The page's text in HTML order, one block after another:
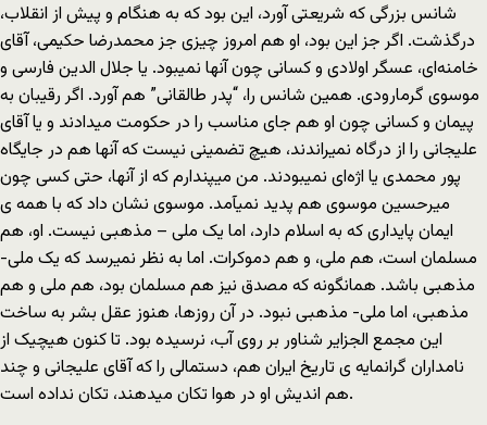
شانس بزرگی که شریعتی آورد، این بود که به هنگام و پیش از انقلاب،
درگذشت. اگر جز این بود، او هم امروز چیزی جز محمدرضا حکیمی، آقای
خامنه‌ای، عسگر اولادی و کسانی چون آنها نمیبود. یا جلال الدین فارسی و
موسوی گرمارودی. همین شانس را، “پدر طالقانی” هم آورد. اگر رقیبان به
پیمان و کسانی چون او هم جای مناسب را در حکومت میدادند و یا آقای
علیجانی را از درگاه نمیراندند، هیچ تضمینی نیست که آنها هم در جایگاه
پور محمدی یا اژه‌ای نمیبودند. من میپندارم که از آنها، حتی کسی چون
میرحسین موسوی هم پدید نمیآمد. موسوی نشان داد که با همه ی
ایمان پایداری که به اسلام دارد، اما یک ملی – مذهبی نیست. او، هم
مسلمان است، هم ملی، و هم دموکرات. اما به نظر نمیرسد که یک ملی-
مذهبی باشد. همانگونه که مصدق نیز هم مسلمان بود، هم ملی و هم
مذهبی، اما ملی- مذهبی نبود. در آن روزها، هنوز عقل بشر به ساخت
این مجمع الجزایر شناور بر روی آب، نرسیده بود. تا کنون هیچیک از
نامداران گرانمایه ی تاریخ ایران هم، دستمالی را که آقای علیجانی و چند
هم اندیش او در هوا تکان میدهند، تکان نداده است.